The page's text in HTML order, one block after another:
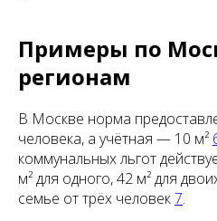
Примеры по
регионам
В Москве норма
человека, а учётная — 10 м²
коммунальных льгот
м² для одного, 42 м² для
семье от трёх человек7.